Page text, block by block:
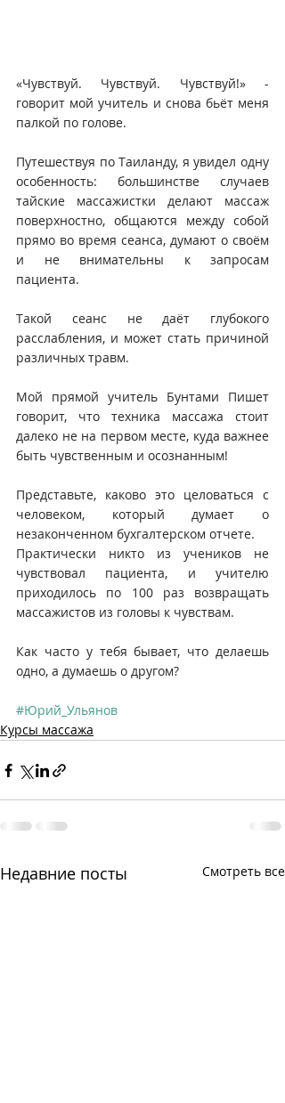
«Чувствуй. Чувствуй. Чувствуй!» -
говорит мой учитель и снова бьёт меня
палкой по голове.
Путешествуя по Таиланду, я увидел одну
особенность: большинстве случаев
тайские массажистки делают массаж
поверхностно, общаются между собой
прямо во время сеанса, думают о своём
и не внимательны к запросам
пациента.
Такой сеанс не даёт глубокого
расслабления, и может стать причиной
различных травм.
Мой прямой учитель Бунтами Пишет
говорит, что техника массажа стоит
далеко не на первом месте, куда важнее
быть чувственным и осознанным!
Представьте, каково это целоваться с
человеком, который думает о
незаконченном бухгалтерском отчете.
Практически никто из учеников не
чувствовал пациента, и учителю
приходилось по 100 раз возвращать
массажистов из головы к чувствам.
Как часто у тебя бывает, что делаешь
одно, а думаешь о другом?
#Юрий_Ульянов
Курсы массажа
Недавние посты Смотреть все